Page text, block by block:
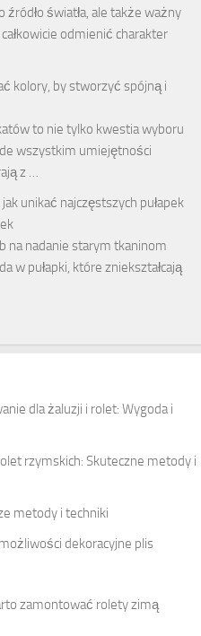
światła, ale także ważny
odmienić charakter
kolory, by stworzyć spójną i
to nie tylko kwestia wyboru
wszystkim umiejętności
z …
unikać najczęstszych pułapek
na nadanie starym tkaninom
w pułapki, które zniekształcają
dla żaluzji i rolet: Wygoda i
rzymskich: Skuteczne metody i
metody i techniki
dekoracyjne plis
zamontować rolety zimą